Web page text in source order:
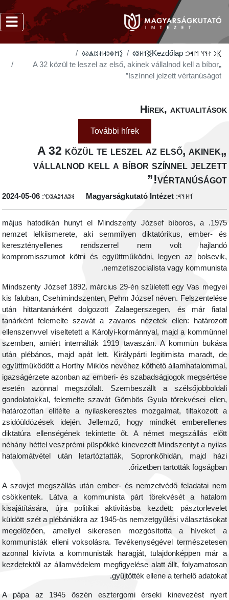
𐲞𐳙 𐳐𐳦𐳦 𐳮𐳀𐳙:
Kezdőlap
‮𐲏𐳑𐳢𐳉𐳓
‮𐲋𐳮𐳌𐳛𐳢𐳇𐳪𐳖𐳜𐳓
„A 32 közül te leszel az első, akinek vállalnod kell a bíbor
színnel jelzett vértanúságot!”
Hírek,
További hírek
„A 32 közül te leszel az első, akinek
vállalnod kell a bíbor színnel
𐳑𐳢𐳦𐳀:
Magyarságkutató Intézet
𐳘𐳉𐳍𐳒𐳉𐳖𐳉𐳙𐳦:
‭2024-05-06
1975. május hatodikán hunyt el Mindszenty József bíboros, a
nemzet lelkiismerete, aki semmilyen diktatórikus, ember-
keresztényellenes rendszerrel nem volt
kompromisszumot kötni és együttműködni, legyen az
nemzetiszocialista vagy
Mindszenty József 1892. március 29-én született egy Vas
kis faluban, Csehimindszenten, Pehm József néven.
után hittantanárként dolgozott Zalaegerszegen, és már
tanárként felemelte szavát a zavaros nézetek ellen:
ellenszenvvel viseltetett a Károlyi-kormánnyal, majd a
szemben, amiért internálták 1919 tavaszán. A kommün
után plébános, majd apát lett. Királypárti legitimista maradt,
együttműködött a Horthy Miklós nevéhez köthető
igazságérzete azonban az emberi- és szabadságjogok
esetén azonnal megszólalt. Szembeszállt a
gondolatokkal, felemelte szavát Gömbös Gyula törekvései
határozottan elítélte a nyilaskeresztes mozgalmat, tiltakozott
zsidóüldözések idején. Jellemző, hogy mindkét
diktatúra ellenségének tekintette őt. A német megszállás
néhány héttel veszprémi püspökké kinevezett Mindszentyt a
hatalomátvétel után letartóztatták, Sopronkőhidán, majd
őrizetben tartották
A szovjet megszállás után ember- és nemzetvédő feladatai
csökkentek. Látva a kommunista párt törekvését a
kisajátítására, újra politikai aktivitásba kezdett:
küldött szét a plébániákra az 1945-ös nemzetgyűlési
megelőzően, amellyel sikeresen mozgósította a híveket
kommunisták elleni voksolásra. Tevékenységével
azonnal kivívta a kommunisták haragját, tulajdonképpen már
kezdetektől az államvédelem megfigyelése alatt állt,
gyűjtötték ellene a terhelő
A pápa az 1945 őszén esztergomi érseki kinevezést